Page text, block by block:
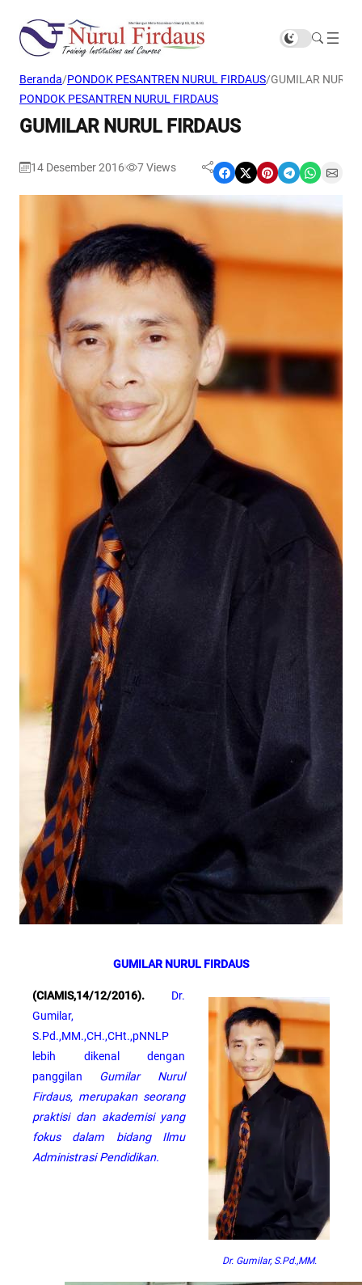
Beranda/PONDOK PESANTREN NURUL FIRDAUS/GUMILAR NURUL
PONDOK PESANTREN NURUL FIRDAUS
GUMILAR NURUL FIRDAUS
14 Desember 2016 7Views Share on Facebook Share on X Share on Pinterest Share on Telegram Share on WhatsApp Share on Email
GUMILAR NURUL FIRDAUS
Dr. Gumilar, S.Pd.,MM.
(CIAMIS,14/12/2016).
Dr.
Gumilar,
S.Pd.,MM.,CH.,CHt.,pNNLP
lebih dikenal dengan
panggilan Gumilar Nurul
Firdaus, merupakan seorang
praktisi dan akademisi yang
fokus dalam bidang Ilmu
Administrasi Pendidikan.